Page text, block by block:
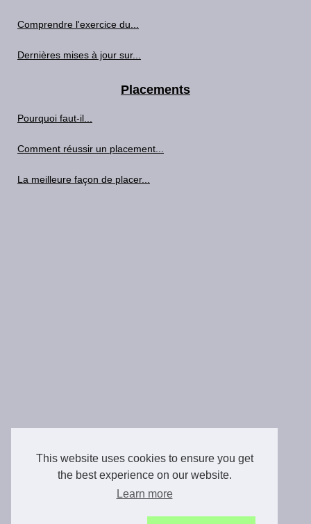
This website uses cookies to ensure you get
the best experience on our website.
Learn more
Comprendre l'exercice du...
Dernières mises à jour sur...
Placements
Pourquoi faut-il...
Comment réussir un placement...
La meilleure façon de placer...